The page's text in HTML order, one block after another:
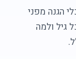
הגנה מפני
גיל ולמה